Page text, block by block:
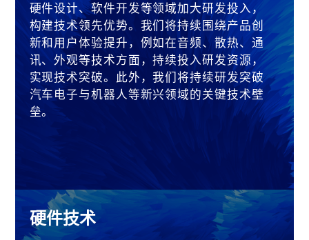
硬件设计、软件开发等领域加大研发投入，
构建技术领先优势。我们将持续围绕产品创
新和用户体验提升，例如在音频、散热、通
讯、外观等技术方面，持续投入研发资源，
实现技术突破。此外，我们将持续研发突破
汽车电子与机器人等新兴领域的关键技术壁
垒。
硬件技术